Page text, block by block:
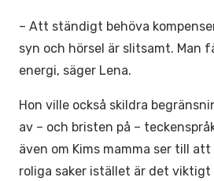
– Att ständigt behöva
syn och hörsel är slitsamt. Man
energi, säger Lena.
Hon ville också skildra
av – och bristen på –
även om Kims mamma ser till
roliga saker istället är det viktigt